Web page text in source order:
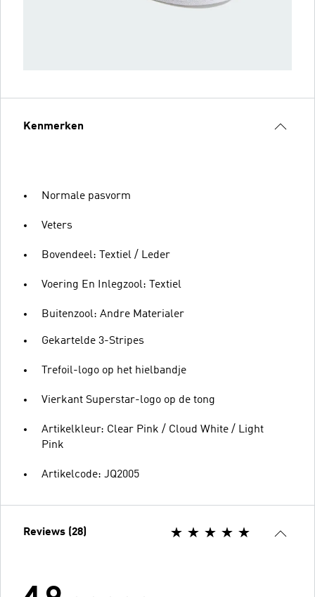
Kenmerken
Normale pasvorm
Veters
Bovendeel: Textiel / Leder
Voering En Inlegzool: Textiel
Buitenzool: Andre Materialer
Gekartelde 3-Stripes
Trefoil-logo op het hielbandje
Vierkant Superstar-logo op de tong
Artikelkleur: Clear Pink / Cloud White / Light
Pink
Artikelcode: JQ2005
Reviews (28)